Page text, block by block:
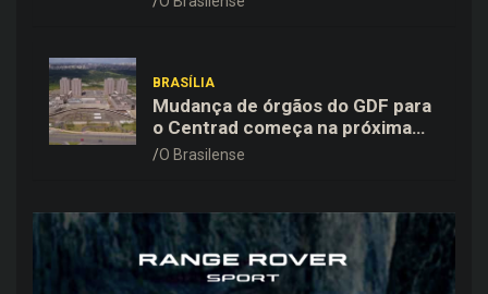
BRASÍLIA
Mudança de órgãos do GDF para
o Centrad começa na próxima
semana, anuncia Celina Leão
O Brasilense